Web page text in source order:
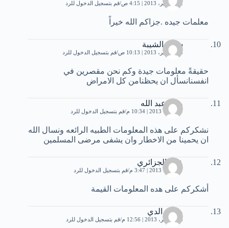
12 سبتمبر، 2013 | 4:15 ص قم بتسجيل الدخول للرد
معلمات جيده .جزاكم الله خيراً
سالم الشيبة
28 سبتمبر، 2013 | 10:13 ص قم بتسجيل الدخول للرد
حقيقةً معلومات جيدة وكم نحن مقصرين في
انفسنانسأل ان يحظنامن كل الامراض
وفاء عبد الله
1 أكتوبر، 2013 | 10:34 م قم بتسجيل الدخول للرد
نشكركم على هذه المعلومات الطبيه الرائعه ونسال الله
ان يحمينا من الاخطار وان يشفى مرضى المسلمين
علي الجزائري
7 أكتوبر، 2013 | 3:47 م قم بتسجيل الدخول للرد
أشكركم على هده المعلومات القيمة
محمد الدي
23 نوفمبر، 2013 | 12:56 م قم بتسجيل الدخول للرد